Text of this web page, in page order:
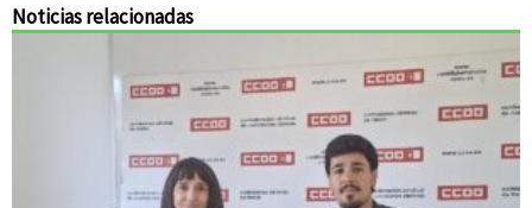
Noticias relacionadas